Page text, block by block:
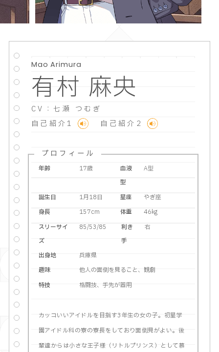
Mao Arimura
有村 麻央
CV：七瀬 つむぎ
自己紹介1
自己紹介2
プロフィール
年齢 17歳
血液
型
A型
誕生日 1月18日 星座
やぎ座
身長
157cm 体重
46kg
スリーサイ
ズ
85/53/85
利き
手
右
出身地
兵庫県
趣味
他人の面倒を見ること、観劇
特技
格闘技、手先が器用
カッコいいアイドルを目指す3年生の女の子。初星学
園アイドル科の寮の寮長をしており面倒見がよい。後
輩達からは小さな王子様（リトルプリンス）として慕